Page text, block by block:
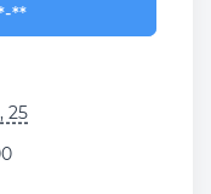
68
**
25